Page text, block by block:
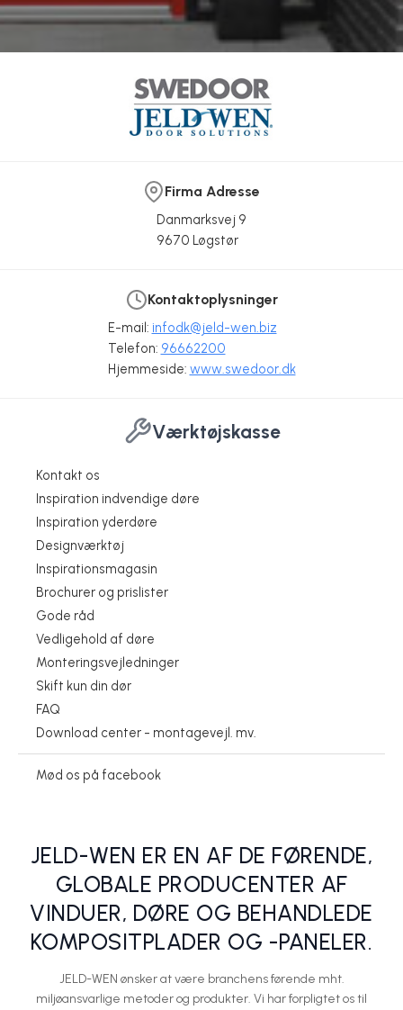
Firma Adresse
Danmarksvej 9
9670 Løgstør
Kontaktoplysninger
E-mail: infodk@jeld-wen.biz
Telefon: 96662200
Hjemmeside: www.swedoor.dk
Værktøjskasse
Kontakt os
Inspiration indvendige døre
Inspiration yderdøre
Designværktøj
Inspirationsmagasin
Brochurer og prislister
Gode råd
Vedligehold af døre
Monteringsvejledninger
Skift kun din dør
FAQ
Download center - montagevejl. mv.
Mød os på facebook
Døre i specialmål bliver standardvare
Danskerne reagerer på indbrudsbølgen i ferien
Danskerne reagerer på indbrudsbølgen i ferien
Håndværkeren søger viden hos producenten
Danskerne vil have hele dørløsninger
JELD-WEN ER EN AF DE FØRENDE,
GLOBALE PRODUCENTER AF
VINDUER, DØRE OG BEHANDLEDE
KOMPOSITPLADER OG -PANELER.
JELD-WEN ønsker at være branchens førende mht.
miljøansvarlige metoder og produkter. Vi har forpligtet os til